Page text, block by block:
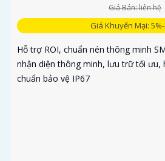
Giá Bán: liên hệ
Giá Khuyến Mại:
Hỗ trợ ROI, chuẩn nén thông minh
nhận diện thông minh, lưu trữ tối ưu,
chuẩn bảo vệ IP67